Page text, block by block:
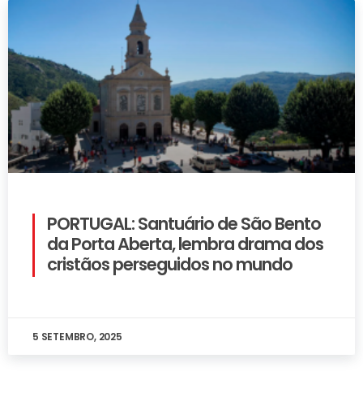
PORTUGAL: Santuário de São Bento
da Porta Aberta, lembra drama dos
cristãos perseguidos no mundo
5 SETEMBRO, 2025